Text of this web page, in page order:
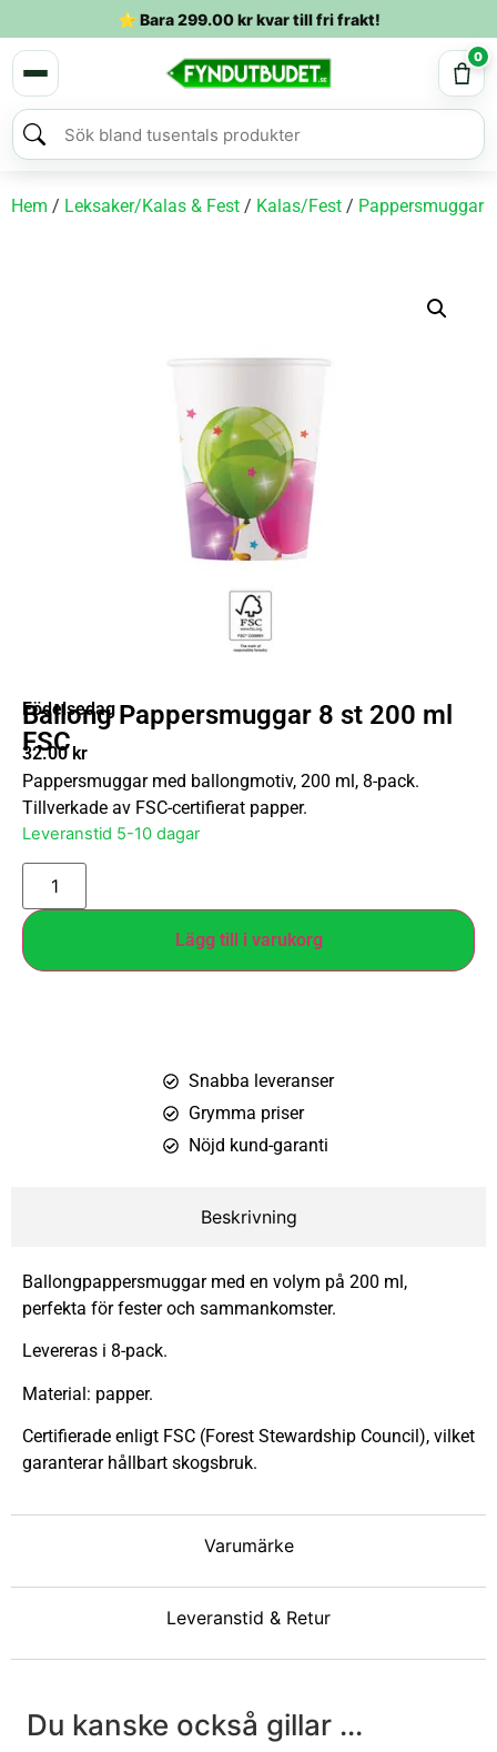
⭐ Bara299.00krkvar till fri frakt!
0
Hem / Leksaker/Kalas & Fest / Kalas/Fest / Pappersmuggar/
Födelsedag
Ballong Pappersmuggar 8 st 200 ml
FSC
32.00kr
Pappersmuggar med ballongmotiv, 200 ml, 8-pack.
Tillverkade av FSC-certifierat papper.
Leveranstid 5-10 dagar
Lägg till i varukorg
Snabba leveranser
Grymma priser
Nöjd kund-garanti
Beskrivning
Varumärke
Leveranstid & Retur
Ballongpappersmuggar med en volym på 200 ml,
perfekta för fester och sammankomster.
Levereras i 8-pack.
Material: papper.
Certifierade enligt FSC (Forest Stewardship Council), vilket
garanterar hållbart skogsbruk.
Du kanske också gillar ...